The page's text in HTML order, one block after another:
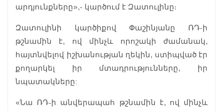
արդյունքները»,- կարծում է Զատուլինը։
Զատուլինի կարծիքով Փաշինյանը ՌԴ-ի
թշնամին է, ով մինչև որոշակի ժամանակ,
հայտնվելով իշխանության ղեկին, ստիպված էր
քողարկել իր մտադրությունները, իր
նպատակները:
«Նա ՌԴ-ի անվերապահ թշնամին է, ով մինչև